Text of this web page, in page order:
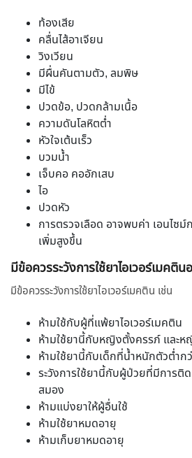
ท้องเสีย
คลื่นไส้อาเจียน
วิงเวียน
มีผื่นคันตามตัว, ลมพิษ
มีไข้
ปวดข้อ, ปวดกล้ามเนื้อ
ความดันโลหิตต่ำ
หัวใจเต้นเร็ว
บวมน้ำ
เจ็บคอ คออักเสบ
ไอ
ปวดหัว
การตรวจเลือด อาจพบค่า เอนไซ
เพิ่มสูงขึ้น
มีข้อควรระวังการใช้ยาไอเวอร์เมคติน
มีข้อควรระวังการใช้ยาไอเวอร์เมคติน เช่น
ห้ามใช้กับผู้ที่แพ้ยาไอเวอร์เมคติน
ห้ามใช้ยานี้กับหญิงตั้งครรภ์ และห
ห้ามใช้ยานี้กับเด็กที่น้ำหนักตัวต่ำก
ระวังการใช้ยานี้กับผู้ป่วยที่มีการติ
สมอง
ห้ามแบ่งยาให้ผู้อื่นใช้
ห้ามใช้ยาหมดอายุ
ห้ามเก็บยาหมดอายุ